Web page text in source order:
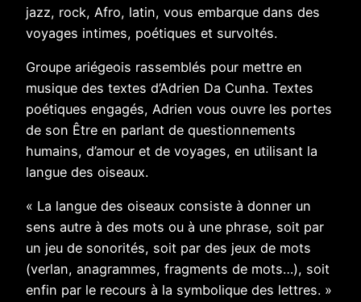
jazz, rock, Afro, latin, vous embarque dans des
voyages intimes, poétiques et survoltés.
Groupe ariégeois rassemblés pour mettre en
musique des textes d’Adrien Da Cunha. Textes
poétiques engagés, Adrien vous ouvre les portes
de son Être en parlant de questionnements
humains, d’amour et de voyages, en utilisant la
langue des oiseaux.
« La langue des oiseaux consiste à donner un
sens autre à des mots ou à une phrase, soit par
un jeu de sonorités, soit par des jeux de mots
(verlan, anagrammes, fragments de mots…), soit
enfin par le recours à la symbolique des lettres. »